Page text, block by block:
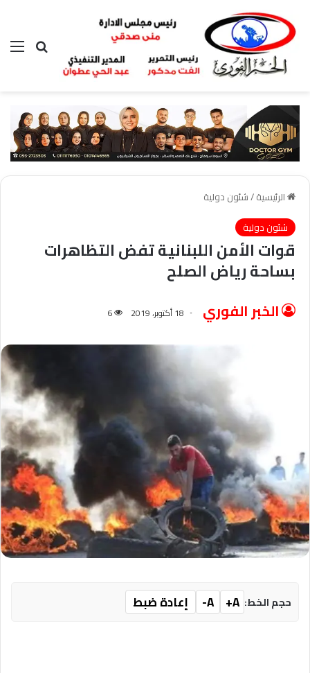
بحث عن
الرئيسية/شئون دولية
شئون دولية
قوات الأمن اللبنانية تفض التظاهرات
بساحة رياض الصلح
الخبر الفوري 18 أكتوبر، 2019 6
حجم الخط: A+
A- إعادة ضبط